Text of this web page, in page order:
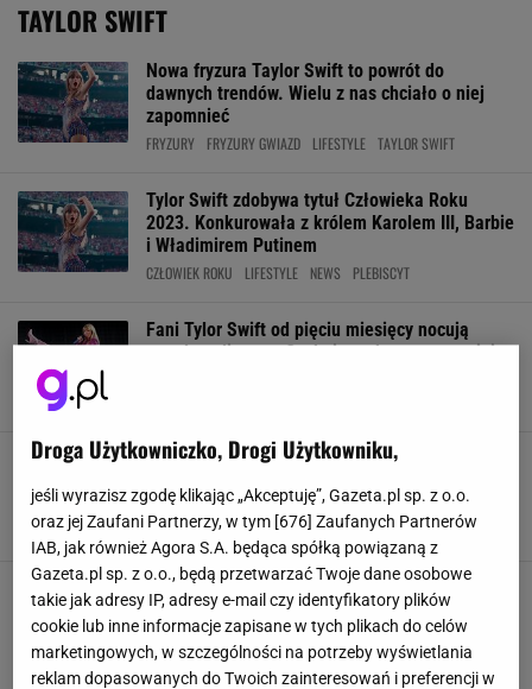
TAYLOR SWIFT
Nowa fryzura Taylor Swift to powrót do
dawnych trendów. Wielu z nas chciało o niej
zapomnieć
FRYZURY FRYZURY GWIAZD LIFESTYLE TAYLOR SWIFT
Tylor Swift zdobywa tytuł Człowieka Roku
2023. Konkurowała z królem Karolem III, Barbie
i Władimirem Putinem
CZŁOWIEK ROKU LIFESTYLE NEWS PLEBISCYT
Fani Tylor Swift od pięciu miesięcy nocują
przed stadionem. Czekają na koncerty swojej
Beyoncé i Taylor Swift po raz kolejny będą ze
jednak o płyty
BEYONCE LIFESTYLE MUZYKA TAYLOR SWIFT
Taylor Swift koncert Polska 2023. Wiemy, jak i
gdzie kupić bilety na występy popularnej
artystki
KONCERT PGE NARODOWY TAYLOR SWIFT WARSZAWA
Droga Użytkowniczko, Drogi Użytkowniku,
jeśli wyrazisz zgodę klikając „Akceptuję”, Gazeta.pl sp. z o.o.
oraz jej Zaufani Partnerzy, w tym [676] Zaufanych Partnerów
IAB, jak również Agora S.A. będąca spółką powiązaną z
Gazeta.pl sp. z o.o., będą przetwarzać Twoje dane osobowe
takie jak adresy IP, adresy e-mail czy identyfikatory plików
cookie lub inne informacje zapisane w tych plikach do celów
marketingowych, w szczególności na potrzeby wyświetlania
reklam dopasowanych do Twoich zainteresowań i preferencji w